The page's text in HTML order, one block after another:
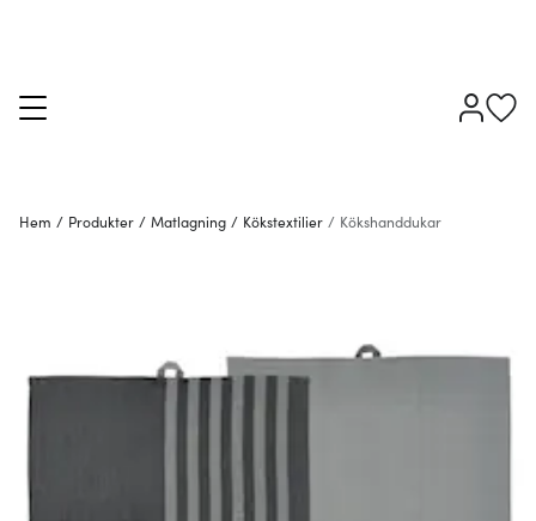
Hem / Produkter / Matlagning / Kökstextilier / Kökshanddukar